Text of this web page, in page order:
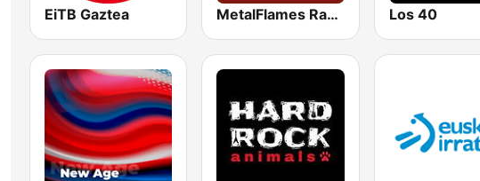
EiTB Gaztea MetalFlames Radio Los 40